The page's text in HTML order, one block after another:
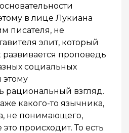
в лице Лукиана
писателя, не
элит, который
развивается проповедь
социальных
этому
рациональный взгляд.
какого-то язычника,
не понимающего,
происходит. То есть